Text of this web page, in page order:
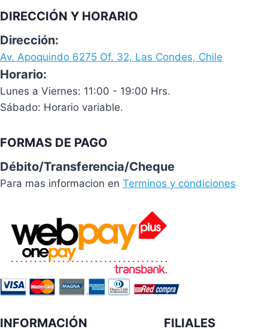
DIRECCIÓN Y HORARIO
Dirección:
Av. Apoquindo 6275 Of. 32, Las Condes, Chile
Horario:
Lunes a Viernes: 11:00 - 19:00 Hrs.
Sábado: Horario variable.
FORMAS DE PAGO
Débito/Transferencia/Cheque
Para mas informacion en Terminos y condiciones
INFORMACIÓN FILIALES